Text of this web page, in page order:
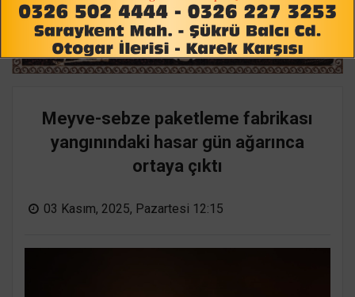
Meyve-sebze paketleme fabrikası
yangınındaki hasar gün ağarınca
ortaya çıktı
03 Kasım, 2025, Pazartesi 12:15